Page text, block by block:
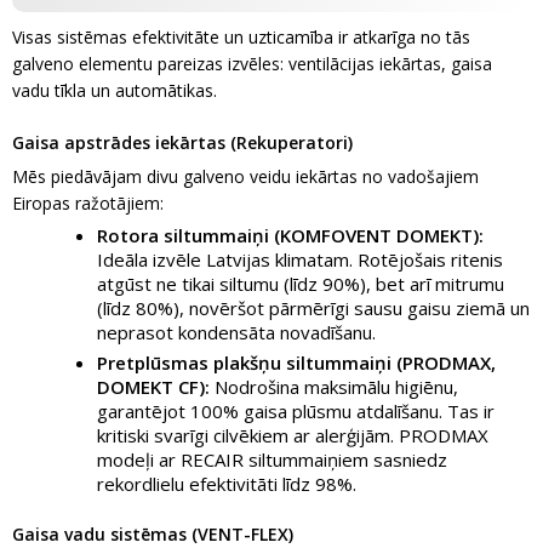
Visas sistēmas efektivitāte un uzticamība ir atkarīga no tās
galveno elementu pareizas izvēles: ventilācijas iekārtas, gaisa
vadu tīkla un automātikas.
Gaisa apstrādes iekārtas (Rekuperatori)
Mēs piedāvājam divu galveno veidu iekārtas no vadošajiem
Eiropas ražotājiem:
Rotora siltummaiņi (KOMFOVENT DOMEKT):
Ideāla izvēle Latvijas klimatam. Rotējošais ritenis
atgūst ne tikai siltumu (līdz 90%), bet arī mitrumu
(līdz 80%), novēršot pārmērīgi sausu gaisu ziemā un
neprasot kondensāta novadīšanu.
Pretplūsmas plakšņu siltummaiņi (PRODMAX,
DOMEKT CF): Nodrošina maksimālu higiēnu,
garantējot 100% gaisa plūsmu atdalīšanu. Tas ir
kritiski svarīgi cilvēkiem ar alerģijām. PRODMAX
modeļi ar RECAIR siltummaiņiem sasniedz
rekordlielu efektivitāti līdz 98%.
Gaisa vadu sistēmas (VENT-FLEX)